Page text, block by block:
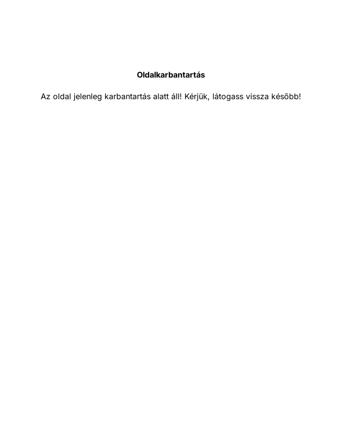
Oldalkarbantartás
Az oldal jelenleg karbantartás alatt áll! Kérjük, látogass vissza később!